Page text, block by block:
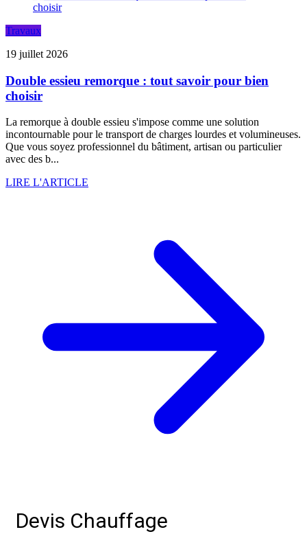
Travaux
19 juillet 2026
Double essieu remorque : tout savoir pour bien
choisir
La remorque à double essieu s'impose comme une solution
incontournable pour le transport de charges lourdes et volumineuses.
Que vous soyez professionnel du bâtiment, artisan ou particulier
avec des b...
LIRE L'ARTICLE
Devis Chauffage